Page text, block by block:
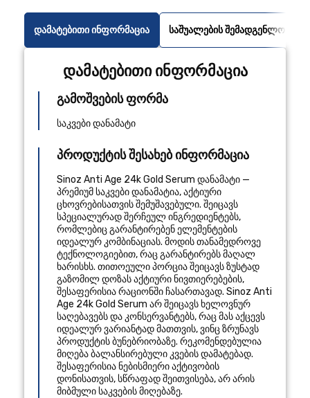
დამატებითი ინფორმაცია საშუალების შემადგენლობა
დამატებითი ინფორმაცია
გამოშვების ფორმა
საკვები დანამატი
პროდუქტის შესახებ ინფორმაცია
Sinoz Anti Age 24k Gold Serum დანამატი —
პრემიუმ საკვები დანამატია, აქტიური
ცხოვრებისათვის შემუშავებული. შეიცავს
სპეციალურად შერჩეულ ინგრედიენტებს,
რომლებიც გარანტირებენ ელემენტების
იდეალურ კომბინაციას. მოდის თანამედროვე
ტექნოლოგიებით, რაც გარანტირებს მაღალ
ხარისხს. თითოეული პორცია შეიცავს ზუსტად
გაზომილ დოზას აქტიური ნივთიერებების,
შესაფერისია რაციონში ჩასართავად. Sinoz Anti
Age 24k Gold Serum არ შეიცავს ხელოვნურ
საღებავებს და კონსერვანტებს, რაც მას აქცევს
იდეალურ ვარიანტად მათთვის, ვინც ზრუნავს
პროდუქტის ბუნებრიობაზე. რეკომენდებულია
მიღება ბალანსირებული კვების დამატებად.
შესაფერისია ნებისმიერი აქტივობის
დონისათვის, სწრაფად შეითვისება, არ არის
მიბმული საკვების მიღებაზე.